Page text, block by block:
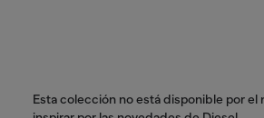
Esta colección no está disponible por el